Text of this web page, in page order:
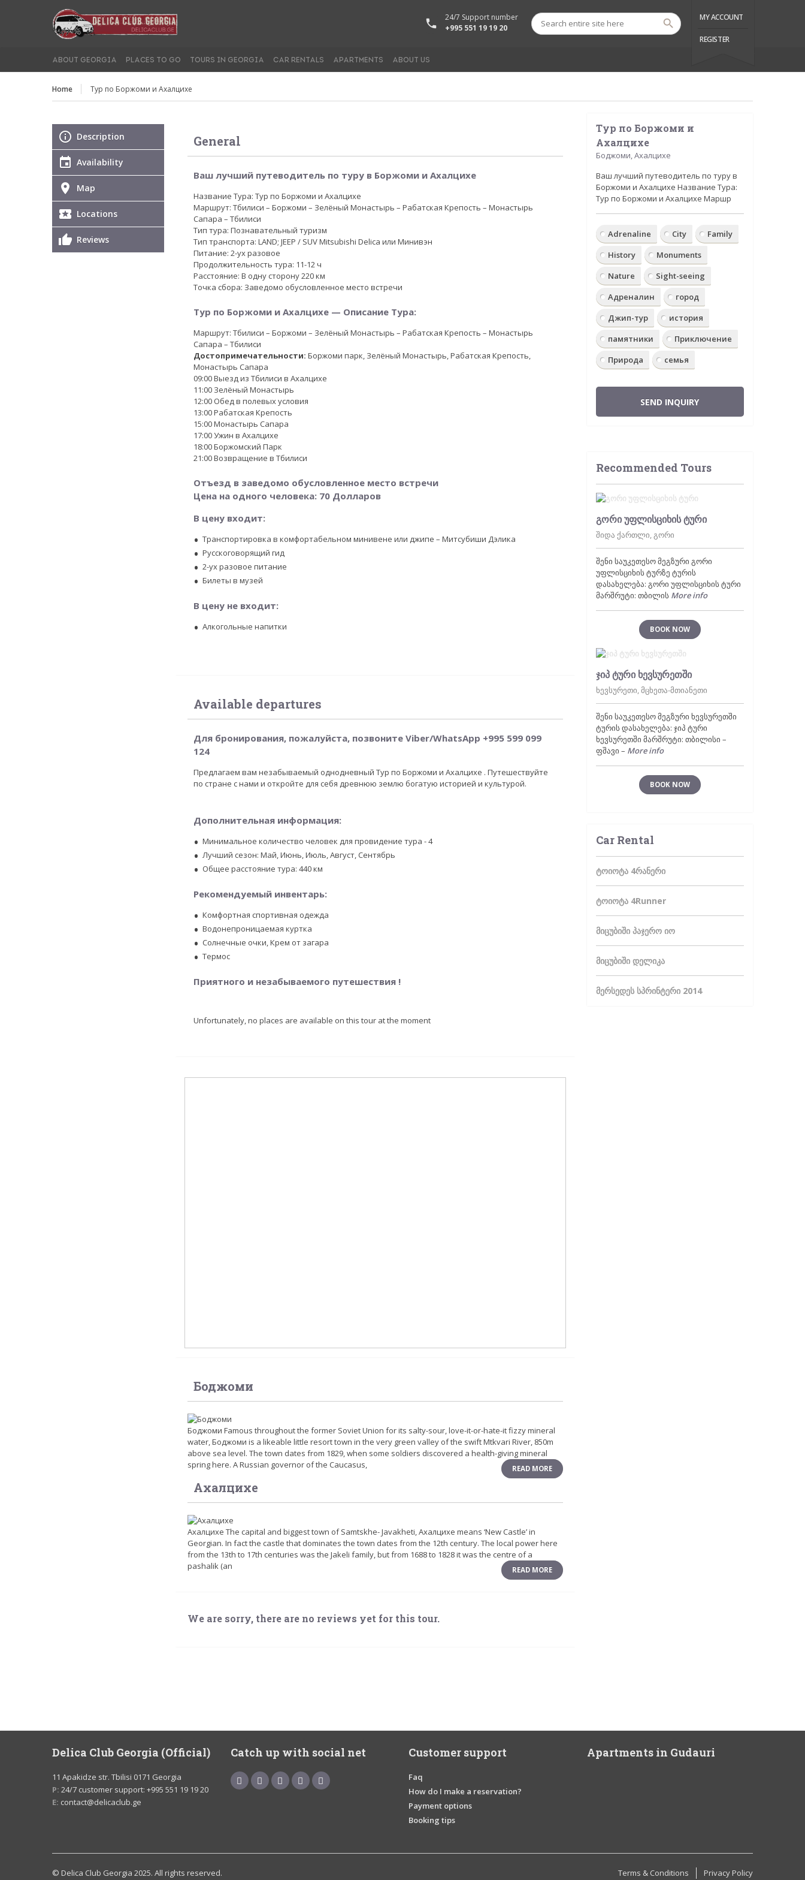
MY ACCOUNT
REGISTER
24/7 Support number
+995 551 19 19 20
ABOUT GEORGIA PLACES TO GO TOURS IN GEORGIA CAR RENTALS APARTMENTS ABOUT US
Home Тур по Боржоми и Ахалцихе
Description
Availability
Map
Locations
Reviews
General
Ваш лучший путеводитель по туру в Боржоми и Ахалцихе
Название Тура: Тур по Боржоми и Ахалцихе
Маршрут: Тбилиси – Боржоми – Зелёный Монастырь – Рабатская Крепость – Монастырь
Сапара – Тбилиси
Тип тура: Познавательный туризм
Тип транспорта: LAND; JEEP / SUV Mitsubishi Delica или Минивэн
Питание: 2-ух разовое
Продолжительность тура: 11-12 ч
Расстояние: В одну сторону 220 км
Точка сбора: Заведомо обусловленное место встречи
Тур по Боржоми и Ахалцихе — Описание Тура:
Маршрут: Тбилиси – Боржоми – Зелёный Монастырь – Рабатская Крепость – Монастырь
Сапара – Тбилиси
Достопримечательности: Боржоми парк, Зелёный Монастырь, Рабатская Крепость,
Монастырь Сапара
09:00 Выезд из Тбилиси в Ахалцихе
11:00 Зелёный Монастырь
12:00 Обед в полевых условия
13:00 Рабатская Крепость
15:00 Монастырь Сапара
17:00 Ужин в Ахалцихе
18:00 Боржомский Парк
21:00 Возвращение в Тбилиси
Отъезд в заведомо обусловленное место встречи
Цена на одного человека: 70 Долларов
В цену входит:
Транспортировка в комфортабельном минивене или джипе – Митсубиши Дэлика
Русскоговорящий гид
2-ух разовое питание
Билеты в музей
В цену не входит:
Алкогольные напитки
Available departures
Для бронирования, пожалуйста, позвоните Viber/WhatsApp +995 599 099
124
Предлагаем вам незабываемый однодневный Тур по Боржоми и Ахалцихе . Путешествуйте
по стране с нами и откройте для себя древнюю землю богатую историей и культурой.
Дополнительная информация:
Минимальное количество человек для провидение тура - 4
Лучший сезон: Май, Июнь, Июль, Август, Сентябрь
Общее расстояние тура: 440 км
Рекомендуемый инвентарь:
Комфортная спортивная одежда
Водонепроницаемая куртка
Солнечные очки, Крем от загара
Термос
Приятного и незабываемого путешествия !
Unfortunately, no places are available on this tour at the moment
Боджоми
Боджоми Famous throughout the former Soviet Union for its salty-sour, love-it-or-hate-it fizzy mineral
water, Боджоми is a likeable little resort town in the very green valley of the swift Mtkvari River, 850m
above sea level. The town dates from 1829, when some soldiers discovered a health-giving mineral
spring here. A Russian governor of the Caucasus,
READ MORE
Ахалцихе
Ахалцихе The capital and biggest town of Samtskhe- Javakheti, Ахалцихе means ‘New Castle’ in
Georgian. In fact the castle that dominates the town dates from the 12th century. The local power here
from the 13th to 17th centuries was the Jakeli family, but from 1688 to 1828 it was the centre of a
pashalik (an
READ MORE
We are sorry, there are no reviews yet for this tour.
Тур по Боржоми и
Ахалцихе
Боджоми, Ахалцихе
Ваш лучший путеводитель по туру в
Боржоми и Ахалцихе Название Тура:
Тур по Боржоми и Ахалцихе Маршр
Adrenaline City
Family
History
Monuments
Nature
Sight-seeing
Адреналин
город
Джип-тур
история
памятники
Приключение
Природа
семья
SEND INQUIRY
Recommended Tours
გორი უფლისციხის ტური
შიდა ქართლი, გორი
შენი საუკეთესო მეგზური გორი
უფლისციხის ტურზე ტურის
დასახელება: გორი უფლისციხის ტური
მარშრუტი: თბილის More info
BOOK NOW
ჯიპ ტური ხევსურეთში
ხევსურეთი, მცხეთა-მთიანეთი
შენი საუკეთესო მეგზური ხევსურეთში
ტურის დასახელება: ჯიპ ტური
ხევსურეთში მარშრუტი: თბილისი –
ფშავი – More info
BOOK NOW
Car Rental
ტოიოტა 4რანერი
ტოიოტა 4Runner
მიცუბიში პაჯერო იო
მიცუბიში დელიკა
მერსედეს სპრინტერი 2014
Delica Club Georgia (Official)
11 Apakidze str. Tbilisi 0171 Georgia
P: 24/7 customer support: +995 551 19 19 20
E: contact@delicaclub.ge
Catch up with social net Customer support
Faq
How do I make a reservation?
Payment options
Booking tips
Apartments in Gudauri
© Delica Club Georgia 2025. All rights reserved. Terms & Conditions Privacy Policy